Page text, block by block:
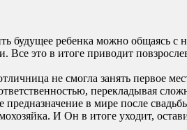
будущее ребенка можно общаясь с
Все это в итоге приводит
не смогла занять первое
перекладывая
в мире после
И Он в итоге уходит,